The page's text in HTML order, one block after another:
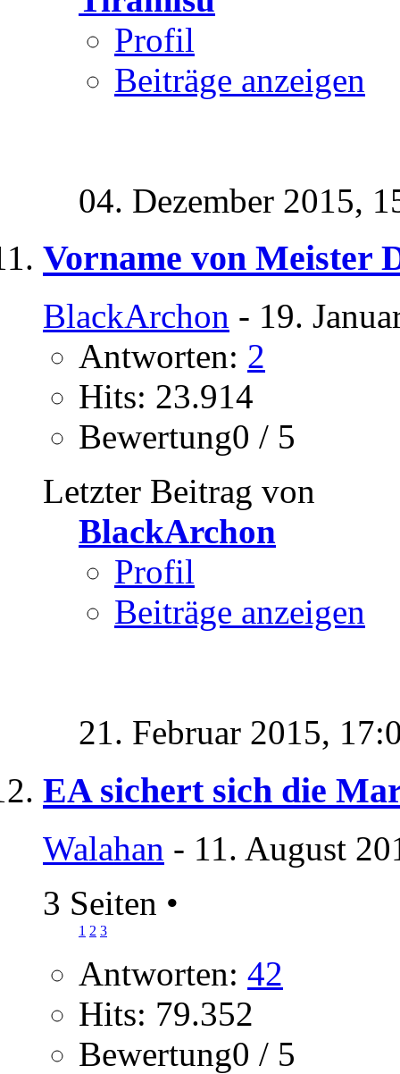
Profil
Beiträge anzeigen
04. Dezember 2015,
Vorname von Meister
BlackArchon - 19.
Antworten: 2
Hits: 23.914
Bewertung0 / 5
Letzter Beitrag von
BlackArchon
Profil
Beiträge anzeigen
21. Februar 2015,
EA sichert sich die
Walahan - 11. August
3 Seiten •
1 2 3
Antworten: 42
Hits: 79.352
Bewertung0 / 5